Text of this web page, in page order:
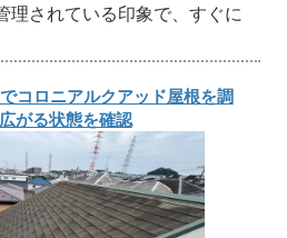
理されている印象で、すぐに
コロニアルクアッド屋根を調
がる状態を確認